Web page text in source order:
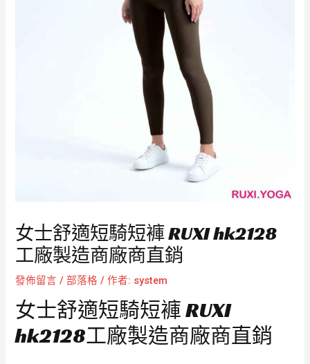
女士舒適短騎短褲 RUXI hk2128
工廠製造商廠商直銷
發佈留言 /部落格 / 作者: system
女士舒適短騎短褲 RUXI
hk2128工廠製造商廠商直銷